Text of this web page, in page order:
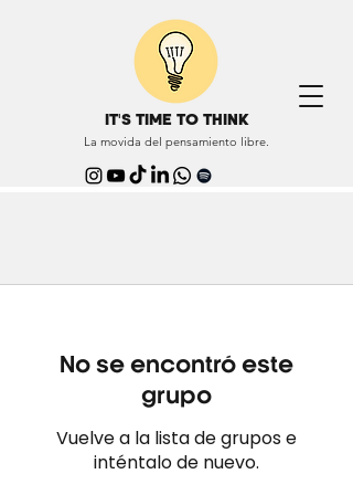
IT'S TIME TO THINK
La movida del pensamiento libre.
No se encontró este
grupo
Vuelve a la lista de grupos e
inténtalo de nuevo.